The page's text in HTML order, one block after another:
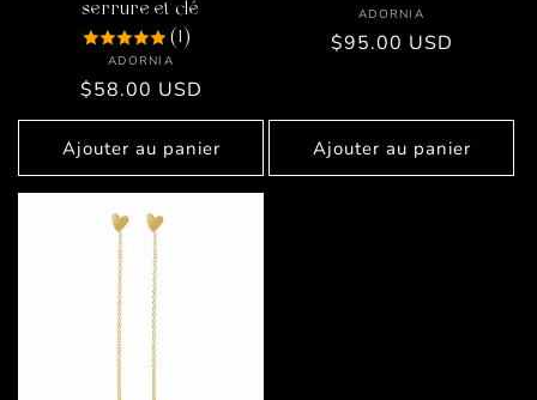
:
serrure et clé
(1)
Fournisseur :
ADORNIA
Prix
habituel
$58.00 USD
Ajouter au panier
Fournisseur :
ADORNIA
Prix
$95.00 USD
Ajouter au panier